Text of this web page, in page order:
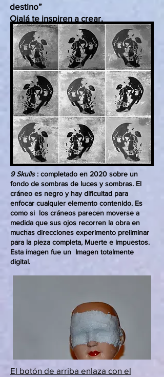
destino”
Ojalá te inspiren a crear.
9 Skulls: completado en 2020 sobre un
fondo de sombras de luces y sombras. El
cráneo es negro y hay dificultad para
enfocar cualquier elemento contenido. Es
como si los cráneos parecen moverse a
medida que sus ojos recorren la obra en
muchas direcciones experimento preliminar
para la pieza completa, Muerte e impuestos.
Esta imagen fue un Imagen totalmente
digital.
El botón de arriba enlaza con el